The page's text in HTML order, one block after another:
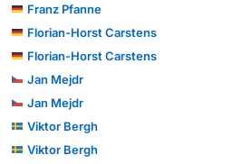
Franz Pfanne
Florian-Horst Carstens
Florian-Horst Carstens
Jan Mejdr
Jan Mejdr
Viktor Bergh
Viktor Bergh